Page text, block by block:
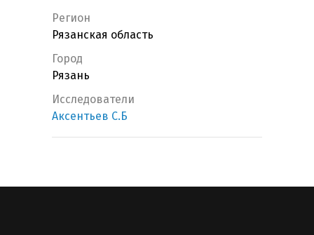
Регион
Рязанская область
Город
Рязань
Исследователи
Аксентьев С.Б